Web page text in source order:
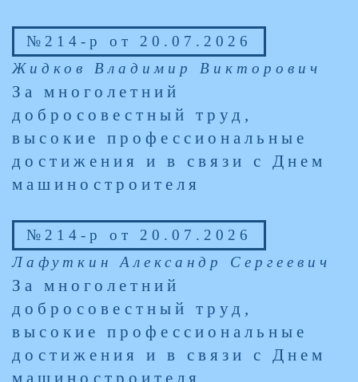
№214-р от 20.07.2026
Жидков Владимир Викторович
За многолетний
добросовестный труд,
высокие профессиональные
достижения и в связи с Днем
машиностроителя
№214-р от 20.07.2026
Лафуткин Александр Сергеевич
За многолетний
добросовестный труд,
высокие профессиональные
достижения и в связи с Днем
машиностроителя